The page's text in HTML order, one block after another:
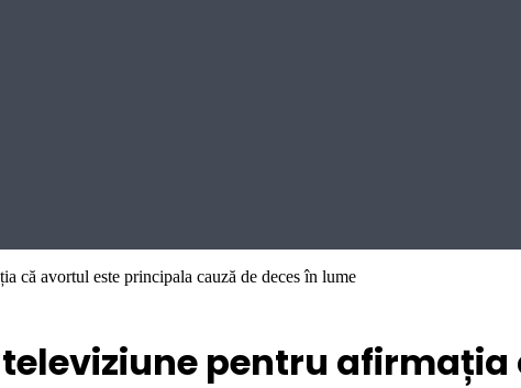
că avortul este principala cauză de deces în lume
pentru